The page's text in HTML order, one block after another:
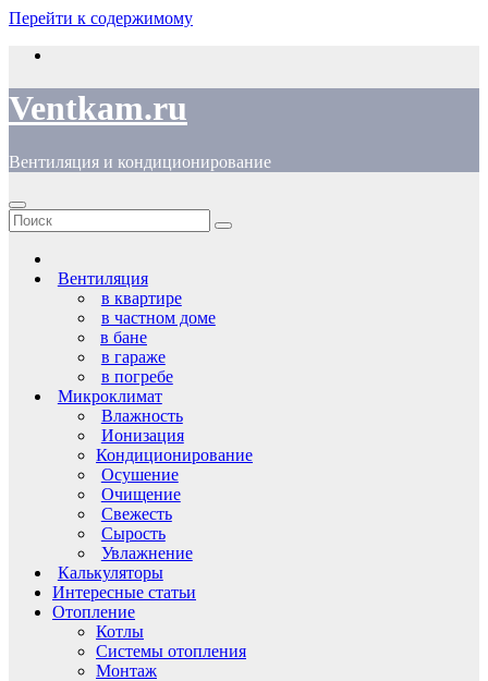
Перейти к содержимому
Ventkam.ru
Вентиляция и кондиционирование
Вентиляция
в квартире
в частном доме
в бане
в гараже
в погребе
Микроклимат
Влажность
Ионизация
Кондиционирование
Осушение
Очищение
Свежесть
Сырость
Увлажнение
Калькуляторы
Интересные статьи
Отопление
Котлы
Системы отопления
Монтаж